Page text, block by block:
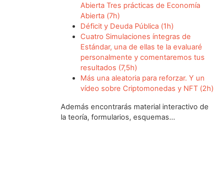
Abierta Tres prácticas de Economía
Abierta (7h)
Déficit y Deuda Pública (1h)
Cuatro Simulaciones íntegras de
Estándar, una de ellas te la evaluaré
personalmente y comentaremos tus
resultados (7,5h)
Más una aleatoria para reforzar. Y un
vídeo sobre Criptomonedas y NFT (2h)
Además encontrarás material interactivo de
la teoría, formularios, esquemas…